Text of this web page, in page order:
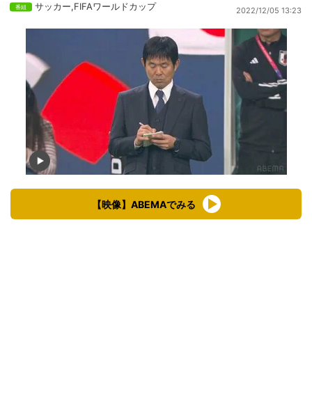
サッカー,FIFAワールドカップ 2022/12/05 13:23
【映像】ABEMAでみる